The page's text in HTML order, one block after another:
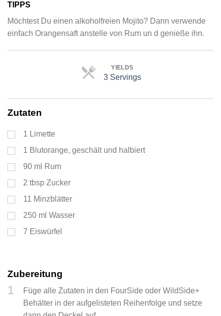
TIPPS
Möchtest Du einen alkoholfreien Mojito? Dann verwende
einfach Orangensaft anstelle von Rum un d genieße ihn.
YIELDS
3 Servings
Zutaten
1 Limette
1 Blutorange, geschält und halbiert
90 ml Rum
2 tbsp Zucker
11 Minzblätter
250 ml Wasser
7 Eiswürfel
Zubereitung
1
Füge alle Zutaten in den FourSide oder WildSide+
Behälter in der aufgelisteten Reihenfolge und setze